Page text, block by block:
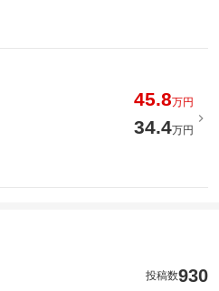
45.8万円
34.4万円
投稿数930